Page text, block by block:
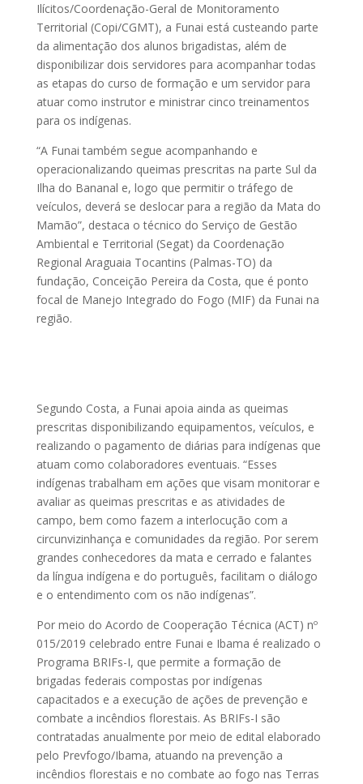
Ilícitos/Coordenação-Geral de Monitoramento
Territorial (Copi/CGMT), a Funai está custeando parte
da alimentação dos alunos brigadistas, além de
disponibilizar dois servidores para acompanhar todas
as etapas do curso de formação e um servidor para
atuar como instrutor e ministrar cinco treinamentos
para os indígenas.
“A Funai também segue acompanhando e
operacionalizando queimas prescritas na parte Sul da
Ilha do Bananal e, logo que permitir o tráfego de
veículos, deverá se deslocar para a região da Mata do
Mamão”, destaca o técnico do Serviço de Gestão
Ambiental e Territorial (Segat) da Coordenação
Regional Araguaia Tocantins (Palmas-TO) da
fundação, Conceição Pereira da Costa, que é ponto
focal de Manejo Integrado do Fogo (MIF) da Funai na
região.
Segundo Costa, a Funai apoia ainda as queimas
prescritas disponibilizando equipamentos, veículos, e
realizando o pagamento de diárias para indígenas que
atuam como colaboradores eventuais. “Esses
indígenas trabalham em ações que visam monitorar e
avaliar as queimas prescritas e as atividades de
campo, bem como fazem a interlocução com a
circunvizinhança e comunidades da região. Por serem
grandes conhecedores da mata e cerrado e falantes
da língua indígena e do português, facilitam o diálogo
e o entendimento com os não indígenas”.
Por meio do Acordo de Cooperação Técnica (ACT) nº
015/2019 celebrado entre Funai e Ibama é realizado o
Programa BRIFs-I, que permite a formação de
brigadas federais compostas por indígenas
capacitados e a execução de ações de prevenção e
combate a incêndios florestais. As BRIFs-I são
contratadas anualmente por meio de edital elaborado
pelo Prevfogo/Ibama, atuando na prevenção a
incêndios florestais e no combate ao fogo nas Terras